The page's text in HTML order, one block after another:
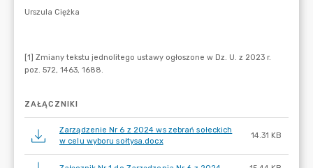
ZAŁĄCZNIKI
Zarządzenie Nr 6 z 2024 ws zebrań sołeckich
w celu wyboru sołtysa.docx
14.31 KB